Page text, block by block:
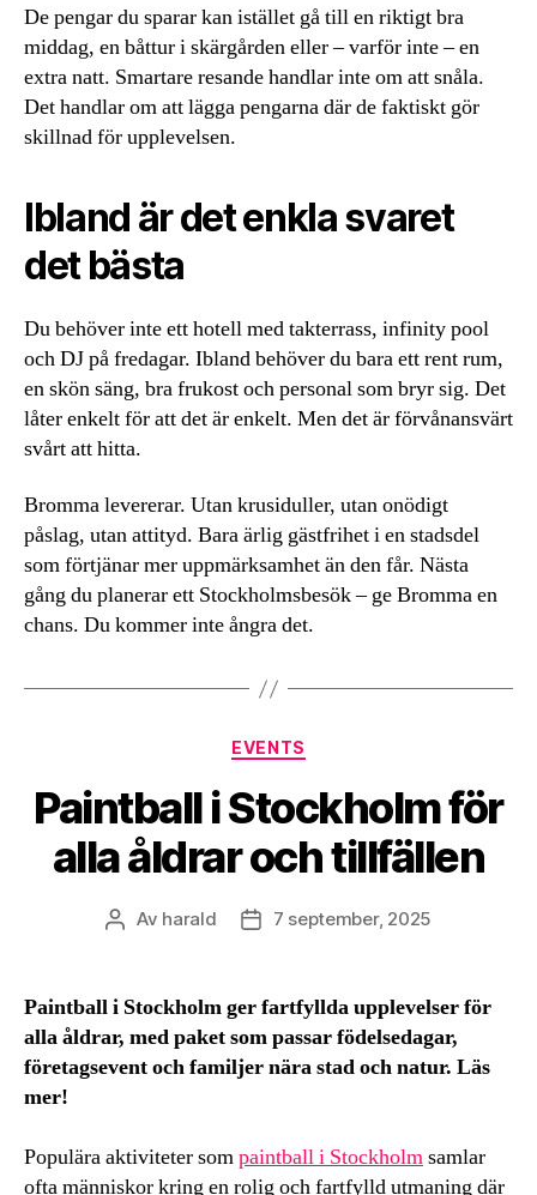
De pengar du sparar kan istället gå till en riktigt bra
middag, en båttur i skärgården eller – varför inte – en
extra natt. Smartare resande handlar inte om att snåla.
Det handlar om att lägga pengarna där de faktiskt gör
skillnad för upplevelsen.
Ibland är det enkla svaret
det bästa
Du behöver inte ett hotell med takterrass, infinity pool
och DJ på fredagar. Ibland behöver du bara ett rent rum,
en skön säng, bra frukost och personal som bryr sig. Det
låter enkelt för att det är enkelt. Men det är förvånansvärt
svårt att hitta.
Bromma levererar. Utan krusiduller, utan onödigt
påslag, utan attityd. Bara ärlig gästfrihet i en stadsdel
som förtjänar mer uppmärksamhet än den får. Nästa
gång du planerar ett Stockholmsbesök – ge Bromma en
chans. Du kommer inte ångra det.
Kategorier
EVENTS
Paintball i Stockholm för
alla åldrar och tillfällen
Inläggsförfattare
Av harald Inläggsdatum
7 september, 2025
Paintball i Stockholm ger fartfyllda upplevelser för
alla åldrar, med paket som passar födelsedagar,
företagsevent och familjer nära stad och natur. Läs
mer!
Populära aktiviteter sompaintball i Stockholmsamlar
ofta människor kring en rolig och fartfylld utmaning där